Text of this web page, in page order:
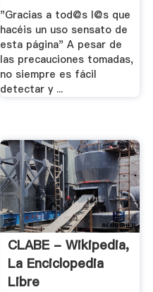
"Gracias a tod@s l@s que
hacéis un uso sensato de
esta página" A pesar de
las precauciones tomadas,
no siempre es fácil
detectar y ...
CLABE - Wikipedia,
La Enciclopedia
Libre